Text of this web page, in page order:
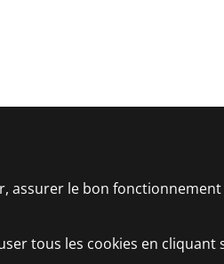
le bon fonctionnement
tous les cookies en cliquant